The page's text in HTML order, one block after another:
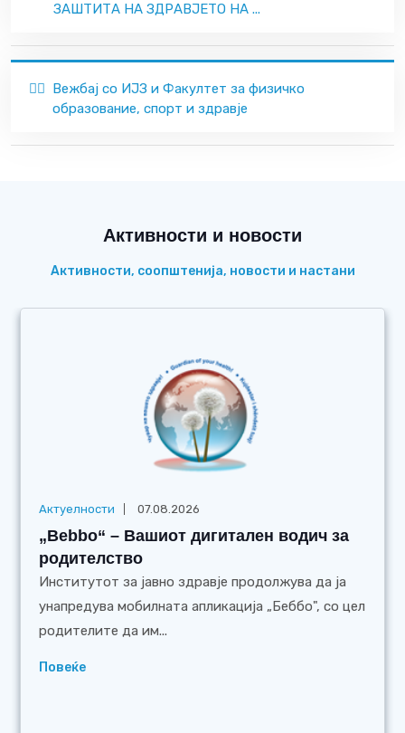
ЗАШТИТА НА ЗДРАВЈЕТО НА ...
🏃‍♂️ Вежбај со ИЈЗ и Факултет за физичко
образование, спорт и здравје
Активности и новости
Активности, соопштенија, новости и настани
Актуелности 07.08.2026
„Bebbo“ – Вашиот дигитален водич за
родителство
Институтот за јавно здравје продолжува да ја
унапредува мобилната апликација „Беббо", со цел
родителите да им...
Повеќе